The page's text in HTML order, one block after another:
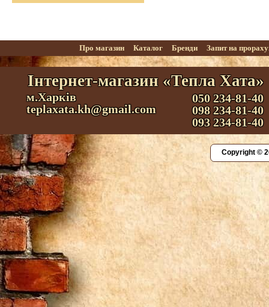
Про магазин Каталог Бренди Запит на
Інтернет-магазин «Тепла Хата»
м.Харків
teplaxata.kh@gmail.com
050 234-81-40
098 234-81-40
093 234-81-40
Copyright ©